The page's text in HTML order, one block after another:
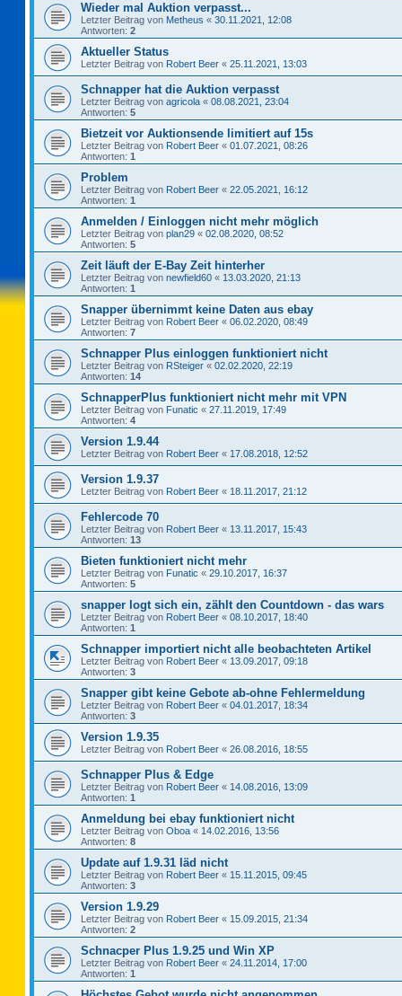
Wieder mal Auktion verpasst...
Letzter Beitrag von Metheus « 30.11.2021, 12:08
Antworten: 2
Aktueller Status
Letzter Beitrag von Robert Beer « 25.11.2021, 13:03
Schnapper hat die Auktion verpasst
Letzter Beitrag von agricola « 08.08.2021, 23:04
Antworten: 5
Bietzeit vor Auktionsende limitiert auf 15s
Letzter Beitrag von Robert Beer « 01.07.2021, 08:26
Antworten: 1
Problem
Letzter Beitrag von Robert Beer « 22.05.2021, 16:12
Antworten: 1
Anmelden / Einloggen nicht mehr möglich
Letzter Beitrag von plan29 « 02.08.2020, 08:52
Antworten: 5
Zeit läuft der E-Bay Zeit hinterher
Letzter Beitrag von newfield60 « 13.03.2020, 21:13
Antworten: 1
Snapper übernimmt keine Daten aus ebay
Letzter Beitrag von Robert Beer « 06.02.2020, 08:49
Antworten: 7
Schnapper Plus einloggen funktioniert nicht
Letzter Beitrag von RSteiger « 02.02.2020, 22:19
Antworten: 14
SchnapperPlus funktioniert nicht mehr mit VPN
Letzter Beitrag von Funatic « 27.11.2019, 17:49
Antworten: 4
Version 1.9.44
Letzter Beitrag von Robert Beer « 17.08.2018, 12:52
Version 1.9.37
Letzter Beitrag von Robert Beer « 18.11.2017, 21:12
Fehlercode 70
Letzter Beitrag von Robert Beer « 13.11.2017, 15:43
Antworten: 13
Bieten funktioniert nicht mehr
Letzter Beitrag von Funatic « 29.10.2017, 16:37
Antworten: 5
snapper logt sich ein, zählt den Countdown - das wars
Letzter Beitrag von Robert Beer « 08.10.2017, 18:40
Antworten: 1
Schnapper importiert nicht alle beobachteten Artikel
Letzter Beitrag von Robert Beer « 13.09.2017, 09:18
Antworten: 3
Snapper gibt keine Gebote ab-ohne Fehlermeldung
Letzter Beitrag von Robert Beer « 04.01.2017, 18:34
Antworten: 3
Version 1.9.35
Letzter Beitrag von Robert Beer « 26.08.2016, 18:55
Schnapper Plus & Edge
Letzter Beitrag von Robert Beer « 14.08.2016, 13:09
Antworten: 1
Anmeldung bei ebay funktioniert nicht
Letzter Beitrag von Oboa « 14.02.2016, 13:56
Antworten: 8
Update auf 1.9.31 läd nicht
Letzter Beitrag von Robert Beer « 15.11.2015, 09:45
Antworten: 3
Version 1.9.29
Letzter Beitrag von Robert Beer « 15.09.2015, 21:34
Antworten: 2
Schnacper Plus 1.9.25 und Win XP
Letzter Beitrag von Robert Beer « 24.11.2014, 17:00
Antworten: 1